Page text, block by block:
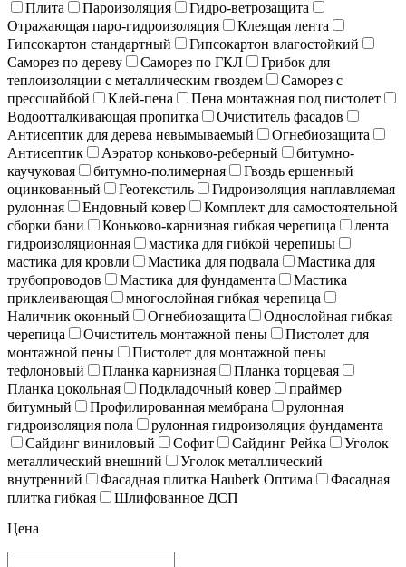
Плита Пароизоляция
Гидро-ветрозащита
Отражающая паро-гидроизоляция
Клеящая лента
Гипсокартон стандартный
Гипсокартон влагостойкий
Саморез по дереву
Саморез по ГКЛ
Грибок для
теплоизоляции с металлическим гвоздем
Саморез с
прессшайбой
Клей-пена
Пена монтажная под пистолет
Водоотталкивающая пропитка
Очиститель фасадов
Антисептик для дерева невымываемый
Огнебиозащита
Антисептик
Аэратор коньково-реберный
битумно-
каучуковая
битумно-полимерная
Гвоздь ершенный
оцинкованный
Геотекстиль
Гидроизоляция наплавляемая
рулонная
Ендовный ковер
Комплект для самостоятельной
сборки бани
Коньково-карнизная гибкая черепица
лента
гидроизоляционная
мастика для гибкой черепицы
мастика для кровли
Мастика для подвала
Мастика для
трубопроводов
Мастика для фундамента
Мастика
приклеивающая
многослойная гибкая черепица
Наличник оконный
Огнебиозащита
Однослойная гибкая
черепица
Очиститель монтажной пены
Пистолет для
монтажной пены
Пистолет для монтажной пены
тефлоновый
Планка карнизная
Планка торцевая
Планка цокольная
Подкладочный ковер
праймер
битумный
Профилированная мембрана
рулонная
гидроизоляция пола
рулонная гидроизоляция фундамента
Сайдинг виниловый
Софит Сайдинг Рейка
Уголок
металлический внешний
Уголок металлический
внутренний
Фасадная плитка Hauberk Оптима
Фасадная
плитка гибкая
Шлифованное ДСП
Цена